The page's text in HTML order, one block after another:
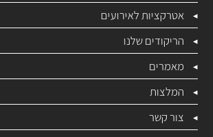
אטרקציות לאירועים
הריקודים שלנו
מאמרים
המלצות
צור קשר